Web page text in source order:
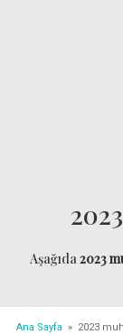
Aşağıda2023
Ana Sayfa » 2023